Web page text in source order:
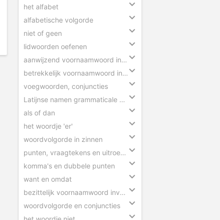
het alfabet
alfabetische volgorde
niet of geen
lidwoorden oefenen
aanwijzend voornaamwoord invullen
betrekkelijk voornaamwoord invullen
voegwoorden, conjuncties
Latijnse namen grammaticale begrippen
als of dan
het woordje 'er'
woordvolgorde in zinnen
punten, vraagtekens en uitroeptekens
komma's en dubbele punten
want en omdat
bezittelijk voornaamwoord invullen
woordvolgorde en conjuncties